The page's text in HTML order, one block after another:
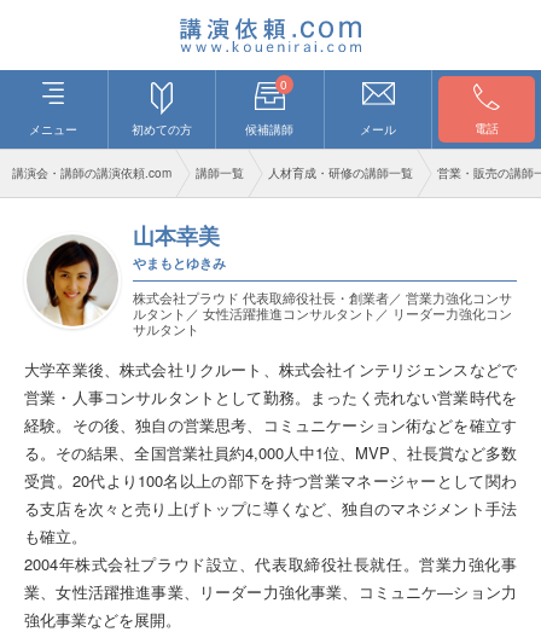
メニュー 初めての方
0
候補講師 メール 電話
講演会・講師の講演依頼.com 講師一覧 人材育成・研修の講師一覧 営業・販売の講師
山本幸美
やまもとゆきみ
株式会社プラウド 代表取締役社長・創業者／ 営業力強化コンサ
ルタント／ 女性活躍推進コンサルタント／ リーダー力強化コン
サルタント
大学卒業後、株式会社リクルート、株式会社インテリジェンスなどで
営業・人事コンサルタントとして勤務。まったく売れない営業時代を
経験。その後、独自の営業思考、コミュニケーション術などを確立す
る。その結果、全国営業社員約4,000人中1位、MVP、社長賞など多数
受賞。20代より100名以上の部下を持つ営業マネージャーとして関わ
る支店を次々と売り上げトップに導くなど、独自のマネジメント手法
も確立。
2004年株式会社プラウド設立、代表取締役社長就任。営業力強化事
業、女性活躍推進事業、リーダー力強化事業、コミュニケ―ション力
強化事業などを展開。